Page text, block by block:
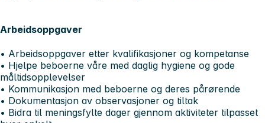
Arbeidsoppgaver
• Arbeidsoppgaver etter kvalifikasjoner og kompetanse
• Hjelpe beboerne våre med daglig hygiene og gode
måltidsopplevelser
• Kommunikasjon med beboerne og deres pårørende
• Dokumentasjon av observasjoner og tiltak
• Bidra til meningsfylte dager gjennom aktiviteter tilpasset